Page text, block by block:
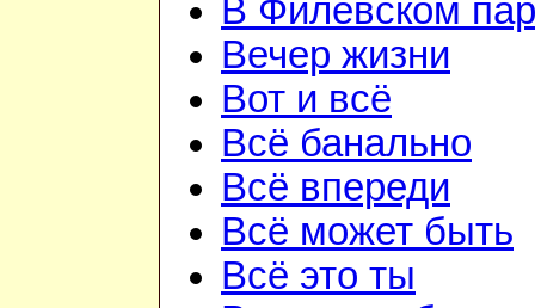
В Филёвском
Вечер жизни
Вот и всё
Всё банально
Всё впереди
Всё может быть
Всё это ты